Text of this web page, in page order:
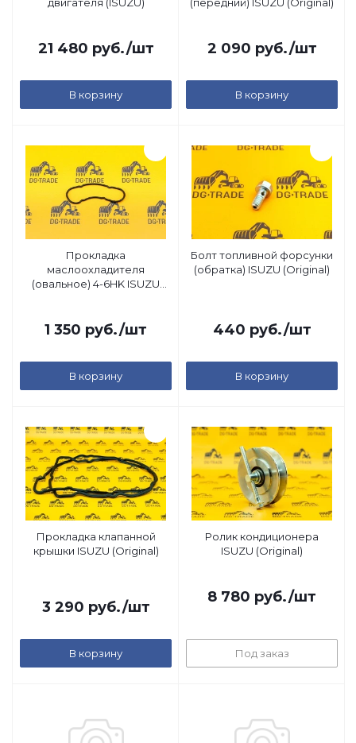
21 480 руб./шт
В корзину
2 090 руб./шт
В корзину
Прокладка
маслоохладителя
(овальное) 4-6HK ISUZU
1 350 руб./шт
В корзину
Болт топливной форсунки
(обратка) ISUZU (Original)
440 руб./шт
В корзину
Прокладка клапанной
крышки ISUZU (Original)
3 290 руб./шт
В корзину
Ролик кондиционера
ISUZU (Original)
8 780 руб./шт
Под заказ